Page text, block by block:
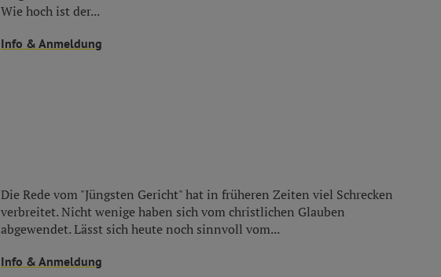
Wie hoch ist der...
Info & Anmeldung
Die Rede vom "Jüngsten Gericht" hat in früheren Zeiten viel Schrecken
verbreitet. Nicht wenige haben sich vom christlichen Glauben
abgewendet. Lässt sich heute noch sinnvoll vom...
Info & Anmeldung